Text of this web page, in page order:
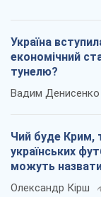
Україна
економічний
тунелю?
Вадим Денисенко
Чий буде Крим,
українських
можуть
Олександр Кірш